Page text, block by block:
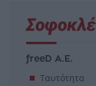
freeD Α.Ε.
Ταυτότητα